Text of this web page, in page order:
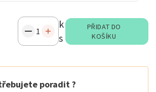
k
s
PŘIDAT DO
KOŠÍKU
poradit ?